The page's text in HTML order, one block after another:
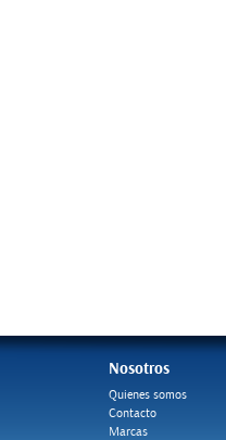
Nosotros
Quienes somos
Contacto
Marcas